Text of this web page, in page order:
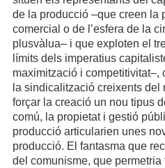
de la producció –que creen la
comercial o de l’esfera de la
plusvàlua– i que exploten el
límits dels imperatius
maximització i competitivitat–,
la sindicalització creixents del
forçar la creació un nou tipus
comú, la propietat i gestió
producció articularien unes
producció. El fantasma que
del comunisme, que permetria